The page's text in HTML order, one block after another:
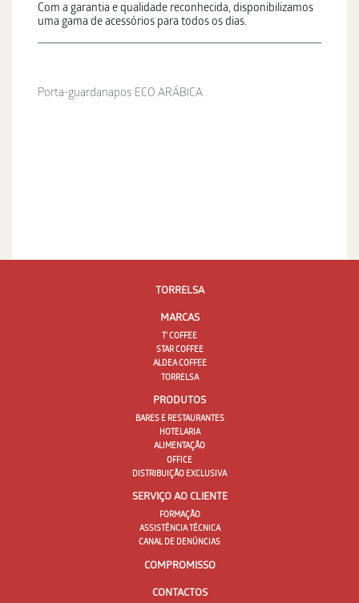
Com a garantia e qualidade reconhecida, disponibilizamos
uma gama de acessórios para todos os dias.
Porta-guardanapos ECO ARÁBICA.
TORRELSA
MARCAS
T' COFFEE
STAR COFFEE
ALDEA COFFEE
TORRELSA
PRODUTOS
BARES E RESTAURANTES
HOTELARIA
ALIMENTAÇÃO
OFFICE
DISTRIBUIÇÃO EXCLUSIVA
SERVIÇO AO CLIENTE
FORMAÇÃO
ASSISTÊNCIA TÉCNICA
CANAL DE DENÚNCIAS
COMPROMISSO
CONTACTOS